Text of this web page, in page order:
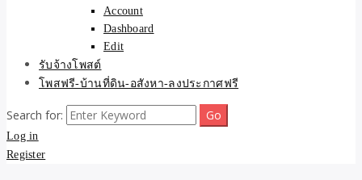
Account
Dashboard
Edit
รับจ้างโพสต์
โพสฟรี-บ้านที่ดิน-อสังหา-ลงประกาศฟรี
Search for:
Log in
Register